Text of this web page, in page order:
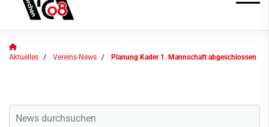
Aktuelles Vereins-News Planung Kader 1. Mannschaft abgeschlossen